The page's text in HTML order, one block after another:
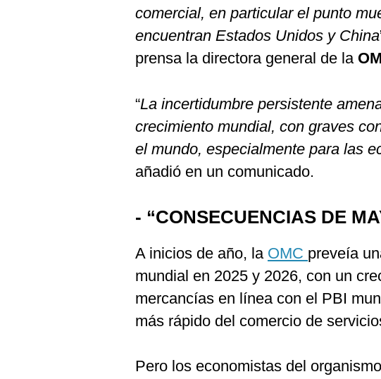
comercial, en particular el punto
encuentran Estados Unidos y China
prensa la directora general de la
“La incertidumbre persistente
crecimiento mundial, con graves
el mundo, especialmente para las
añadió en un comunicado.
- “CONSECUENCIAS DE
A inicios de año, la OMC preveía
mundial en 2025 y 2026, con un
mercancías en línea con el PBI
más rápido del comercio de
Pero los economistas del